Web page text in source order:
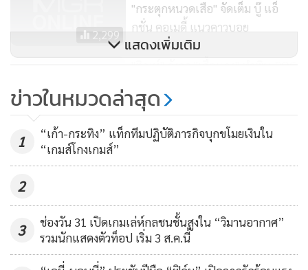
2,299
"กระตุกหนวดเสือ" จัดเต็ม บู๊ แอ็
กชั่น คอเมดี้ แนวคาวบอย
795
"ติณห์" กังวล "เสื้อแดง" ทำพิษ ROC
แสดงเพิ่มเติม
ข่าวในหมวดล่าสุด
1
“เก้า-กระทิง” แท็กทีมปฏิบัติภารกิจบุกขโมยเงินใน
“เกมส์โกงเกมส์”
2
3
ช่องวัน 31 เปิดเกมเล่ห์กลชนชั้นสูงใน “วิมานอากาศ”
รวมนักแสดงตัวท็อป เริ่ม 3 ส.ค.นี้